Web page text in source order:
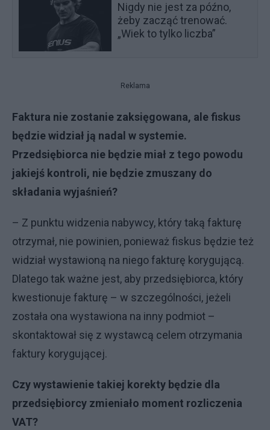
Nigdy nie jest za późno,
żeby zacząć trenować.
„Wiek to tylko liczba”
Reklama
Faktura nie zostanie zaksięgowana, ale fiskus
będzie widział ją nadal w systemie.
Przedsiębiorca nie będzie miał z tego powodu
jakiejś kontroli, nie będzie zmuszany do
składania wyjaśnień?
– Z punktu widzenia nabywcy, który taką fakturę
otrzymał, nie powinien, ponieważ fiskus będzie też
widział wystawioną na niego fakturę korygującą.
Dlatego tak ważne jest, aby przedsiębiorca, który
kwestionuje fakturę – w szczególności, jeżeli
została ona wystawiona na inny podmiot –
skontaktował się z wystawcą celem otrzymania
faktury korygującej.
Czy wystawienie takiej korekty będzie dla
przedsiębiorcy zmieniało moment rozliczenia
VAT?